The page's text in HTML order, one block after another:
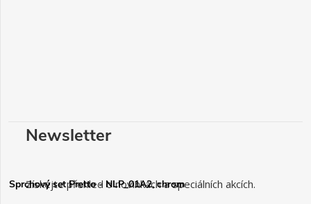
Sprchový set Pretto - NLP_01A2, chrom
Newsletter
Získejte přehled o novinkách a speciálních akcích.